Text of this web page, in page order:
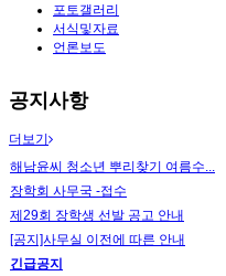
포토갤러리
서식및자료
언론보도
공지사항
더보기
해남윤씨 청소년 뿌리찾기 여름수...
장학회 사무국 -접수
제29회 장학생 선발 공고 안내
[공지]사무실 이전에 따른 안내
긴급공지